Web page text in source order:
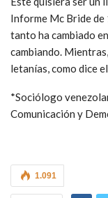
Informe Mc Bride de
tanto ha cambiado
cambiando.
letanías, como dice
*Sociólogo
Comunicación y
1.091